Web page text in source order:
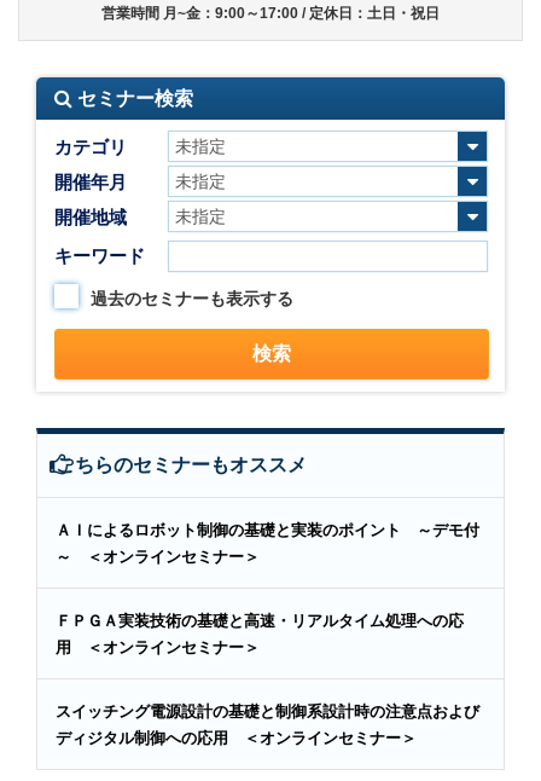
営業時間 月~金：9:00～17:00 / 定休日：土日・祝日
セミナー検索
カテゴリ
開催年月
開催地域
キーワード
過去のセミナーも表示する
こちらのセミナーもオススメ
ＡＩによるロボット制御の基礎と実装のポイント ～デモ付
～ ＜オンラインセミナー＞
ＦＰＧＡ実装技術の基礎と高速・リアルタイム処理への応
用 ＜オンラインセミナー＞
スイッチング電源設計の基礎と制御系設計時の注意点および
ディジタル制御への応用 ＜オンラインセミナー＞